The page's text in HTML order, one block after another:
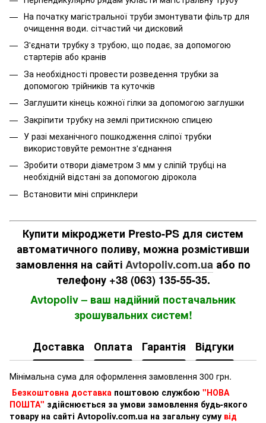
На початку магістральної труби змонтувати фільтр для
очищення води. сітчастий чи дисковий
З'єднати трубку з трубою, що подає, за допомогою
стартерів або кранів
За необхідності провести розведення трубки за
допомогою трійників та куточків
Заглушити кінець кожної гілки за допомогою заглушки
Закріпити трубку на землі притискною спицею
У разі механічного пошкодження сліпої трубки
використовуйте ремонтне з'єднання
Зробити отвори діаметром 3 мм у сліпій трубці на
необхідній відстані за допомогою дірокола
Встановити міні спринклери
Купити мікроджети Presto-PS для систем
автоматичного поливу, можна розмістивши
замовлення на сайтіAvtopoliv.com.ua або по
телефону +38 (063) 135-55-35.
Avtopoliv – ваш надійний постачальник
зрошувальних систем!
Доставка Оплата Гарантія Відгуки
Мінімальна сума для оформлення замовлення 300 грн.
Безкоштовна доставка поштовою службою "НОВА
ПОШТА" здійснюється за умови замовлення будь-якого
товару на сайті Avtopoliv.com.ua на загальну суму від